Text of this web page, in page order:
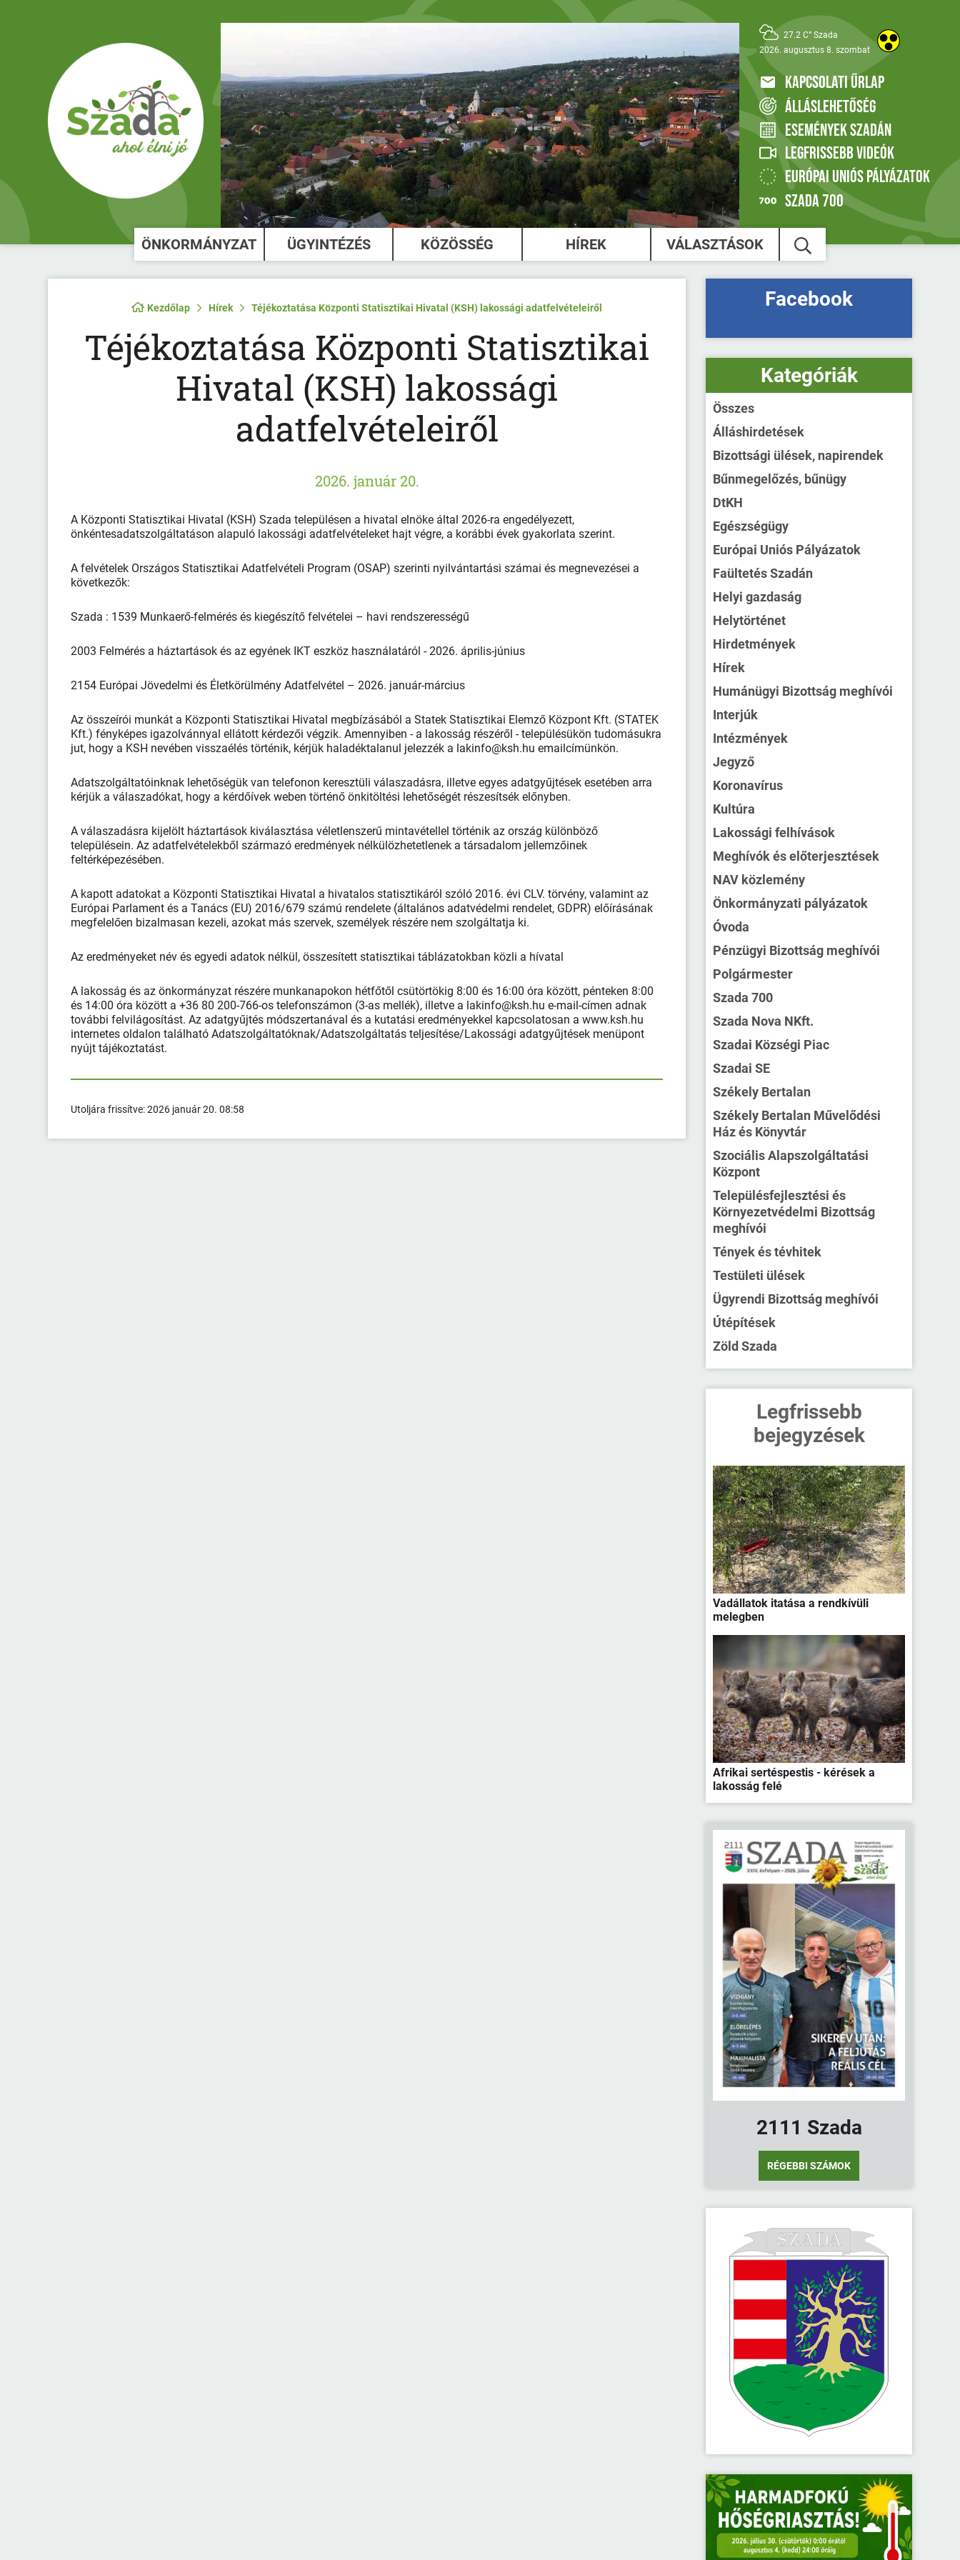
27.2 C° Szada
2026. augusztus 8. szombat
KAPCSOLATI ŰRLAP
ÁLLÁSLEHETŐSÉG
ESEMÉNYEK SZADÁN
LEGFRISSEBB VIDEÓK
EURÓPAI UNIÓS PÁLYÁZATOK
SZADA 700
ÖNKORMÁNYZAT ÜGYINTÉZÉS KÖZÖSSÉG HÍREK VÁLASZTÁSOK
Kezdőlap Hírek Téjékoztatása Központi Statisztikai Hivatal (KSH) lakossági adatfelvételeiről
Téjékoztatása Központi Statisztikai
Hivatal (KSH) lakossági
adatfelvételeiről
2026. január 20.
A Központi Statisztikai Hivatal (KSH) Szada településen a hivatal elnöke által 2026-ra engedélyezett,
önkéntesadatszolgáltatáson alapuló lakossági adatfelvételeket hajt végre, a korábbi évek gyakorlata szerint.
A felvételek Országos Statisztikai Adatfelvételi Program (OSAP) szerinti nyilvántartási számai és megnevezései a
következők:
Szada : 1539 Munkaerő-felmérés és kiegészítő felvételei – havi rendszerességű
2003 Felmérés a háztartások és az egyének IKT eszköz használatáról - 2026. április-június
2154 Európai Jövedelmi és Életkörülmény Adatfelvétel – 2026. január-március
Az összeírói munkát a Központi Statisztikai Hivatal megbízásából a Statek Statisztikai Elemző Központ Kft. (STATEK
Kft.) fényképes igazolvánnyal ellátott kérdezői végzik. Amennyiben - a lakosság részéről - településükön tudomásukra
jut, hogy a KSH nevében visszaélés történik, kérjük haladéktalanul jelezzék a lakinfo@ksh.hu emailcímünkön.
Adatszolgáltatóinknak lehetőségük van telefonon keresztüli válaszadásra, illetve egyes adatgyűjtések esetében arra
kérjük a válaszadókat, hogy a kérdőívek weben történő önkitöltési lehetőségét részesítsék előnyben.
A válaszadásra kijelölt háztartások kiválasztása véletlenszerű mintavétellel történik az ország különböző
településein. Az adatfelvételekből származó eredmények nélkülözhetetlenek a társadalom jellemzőinek
feltérképezésében.
A kapott adatokat a Központi Statisztikai Hivatal a hivatalos statisztikáról szóló 2016. évi CLV. törvény, valamint az
Európai Parlament és a Tanács (EU) 2016/679 számú rendelete (általános adatvédelmi rendelet, GDPR) előírásának
megfelelően bizalmasan kezeli, azokat más szervek, személyek részére nem szolgáltatja ki.
Az eredményeket név és egyedi adatok nélkül, összesített statisztikai táblázatokban közli a hívatal
A lakosság és az önkormányzat részére munkanapokon hétfőtől csütörtökig 8:00 és 16:00 óra között, pénteken 8:00
és 14:00 óra között a +36 80 200-766-os telefonszámon (3-as mellék), illetve a lakinfo@ksh.hu e-mail-címen adnak
további felvilágosítást. Az adatgyűjtés módszertanával és a kutatási eredményekkel kapcsolatosan a www.ksh.hu
internetes oldalon található Adatszolgáltatóknak/Adatszolgáltatás teljesítése/Lakossági adatgyűjtések menüpont
nyújt tájékoztatást.
Utoljára frissítve:2026 január 20. 08:58
Facebook
Kategóriák
Összes
Álláshirdetések
Bizottsági ülések, napirendek
Bűnmegelőzés, bűnügy
DtKH
Egészségügy
Európai Uniós Pályázatok
Faültetés Szadán
Helyi gazdaság
Helytörténet
Hirdetmények
Hírek
Humánügyi Bizottság meghívói
Interjúk
Intézmények
Jegyző
Koronavírus
Kultúra
Lakossági felhívások
Meghívók és előterjesztések
NAV közlemény
Önkormányzati pályázatok
Óvoda
Pénzügyi Bizottság meghívói
Polgármester
Szada 700
Szada Nova NKft.
Szadai Községi Piac
Szadai SE
Székely Bertalan
Székely Bertalan Művelődési
Ház és Könyvtár
Szociális Alapszolgáltatási
Központ
Településfejlesztési és
Környezetvédelmi Bizottság
meghívói
Tények és tévhitek
Testületi ülések
Ügyrendi Bizottság meghívói
Útépítések
Zöld Szada
Legfrissebb
bejegyzések
Vadállatok itatása a rendkívüli
melegben
Afrikai sertéspestis - kérések a
lakosság felé
2111 Szada
RÉGEBBI SZÁMOK